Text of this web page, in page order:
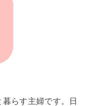
らす主婦です。日